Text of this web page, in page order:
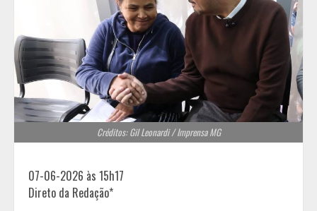
Créditos: Gil Leonardi / Imprensa MG
07-06-2026 às 15h17
Direto da Redação*